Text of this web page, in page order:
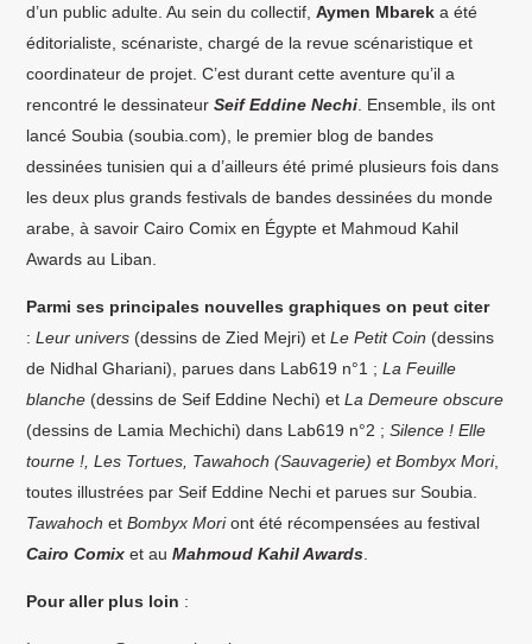
d’un public adulte. Au sein du collectif, Aymen Mbareka été
éditorialiste, scénariste, chargé de la revue scénaristique et
coordinateur de projet. C’est durant cette aventure qu’il a
rencontré le dessinateur Seif Eddine Nechi. Ensemble, ils ont
lancé Soubia (soubia.com), le premier blog de bandes
dessinées tunisien qui a d’ailleurs été primé plusieurs fois dans
les deux plus grands festivals de bandes dessinées du monde
arabe, à savoir Cairo Comix en Égypte et Mahmoud Kahil
Awards au Liban.
Parmi ses principales nouvelles graphiques on peut citer
: Leur univers(dessins de Zied Mejri) et Le Petit Coin (dessins
de Nidhal Ghariani), parues dans Lab619 n°1 ; La Feuille
blanche(dessins de Seif Eddine Nechi) et La Demeure obscure
(dessins de Lamia Mechichi) dans Lab619 n°2 ; Silence ! Elle
tourne !, Les Tortues, Tawahoch (Sauvagerie) et Bombyx Mori,
toutes illustrées par Seif Eddine Nechi et parues sur Soubia.
Tawahoch et Bombyx Moriont été récompensées au festival
Cairo Comixet au Mahmoud Kahil Awards.
Pour aller plus loin :